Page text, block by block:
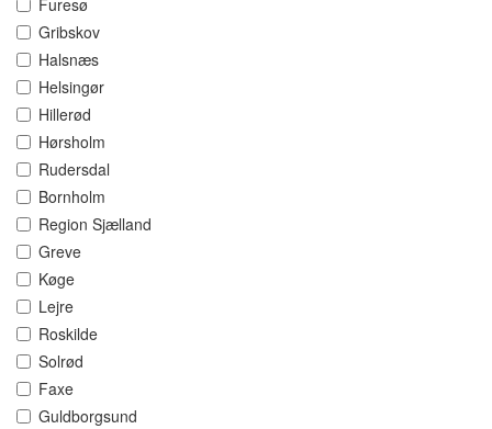
Furesø
Gribskov
Halsnæs
Helsingør
Hillerød
Hørsholm
Rudersdal
Bornholm
Region Sjælland
Greve
Køge
Lejre
Roskilde
Solrød
Faxe
Guldborgsund